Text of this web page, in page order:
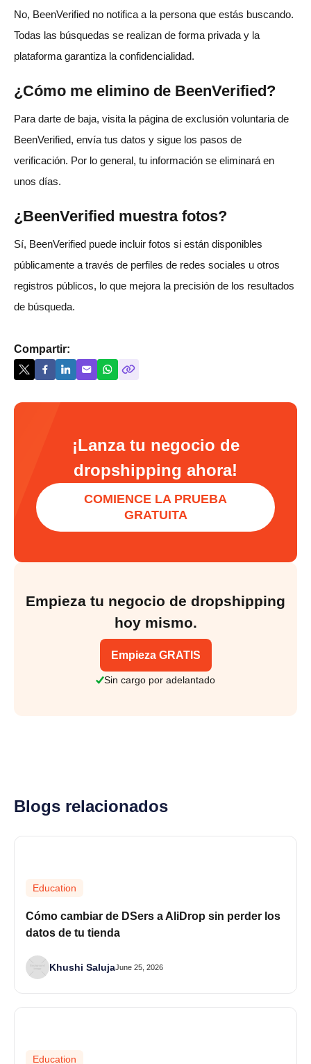
No, BeenVerified no notifica a la persona que estás buscando.
Todas las búsquedas se realizan de forma privada y la
plataforma garantiza la confidencialidad.
¿Cómo me elimino de BeenVerified?
Para darte de baja, visita la página de exclusión voluntaria de
BeenVerified, envía tus datos y sigue los pasos de
verificación. Por lo general, tu información se eliminará en
unos días.
¿BeenVerified muestra fotos?
Sí, BeenVerified puede incluir fotos si están disponibles
públicamente a través de perfiles de redes sociales u otros
registros públicos, lo que mejora la precisión de los resultados
de búsqueda.
Compartir:
¡Lanza tu negocio de
dropshipping ahora!
COMIENCE LA PRUEBA
GRATUITA
Empieza tu negocio de dropshipping
hoy mismo.
Empieza GRATIS
Sin cargo por adelantado
Blogs relacionados
Education
Cómo cambiar de DSers a AliDrop sin perder los
datos de tu tienda
Khushi SalujaJune 25, 2026
Education